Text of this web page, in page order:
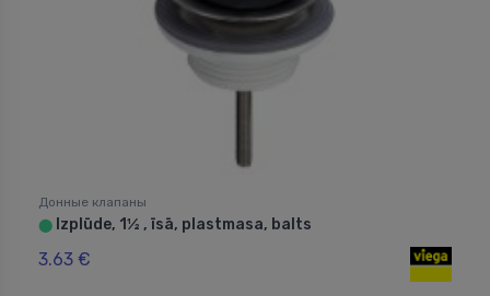
Донные клапаны
⬤ Izplūde, 1½ , īsā, plastmasa, balts
3.63 €